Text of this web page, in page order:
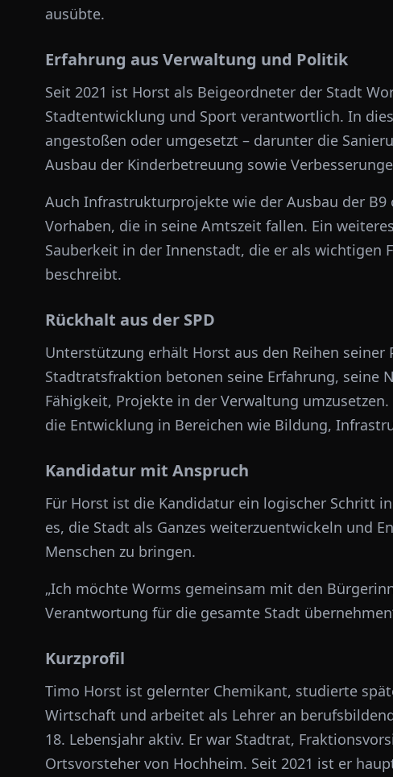
ausübte.
Erfahrung aus Verwaltung und Politik
Seit 2021 ist Horst als Beigeordneter der Stadt
Stadtentwicklung und Sport verantwortlich. In
angestoßen oder umgesetzt – darunter die
Ausbau der Kinderbetreuung sowie
Auch Infrastrukturprojekte wie der Ausbau der B9
Vorhaben, die in seine Amtszeit fallen. Ein
Sauberkeit in der Innenstadt, die er als wichtigen
beschreibt.
Rückhalt aus der SPD
Unterstützung erhält Horst aus den Reihen seiner
Stadtratsfraktion betonen seine Erfahrung, seine
Fähigkeit, Projekte in der Verwaltung
die Entwicklung in Bereichen wie Bildung,
Kandidatur mit Anspruch
Für Horst ist die Kandidatur ein logischer Schritt
es, die Stadt als Ganzes weiterzuentwickeln und
Menschen zu bringen.
„Ich möchte Worms gemeinsam mit den
Verantwortung für die gesamte Stadt
Kurzprofil
Timo Horst ist gelernter Chemikant, studierte
Wirtschaft und arbeitet als Lehrer an
18. Lebensjahr aktiv. Er war Stadtrat,
Ortsvorsteher von Hochheim. Seit 2021 ist er